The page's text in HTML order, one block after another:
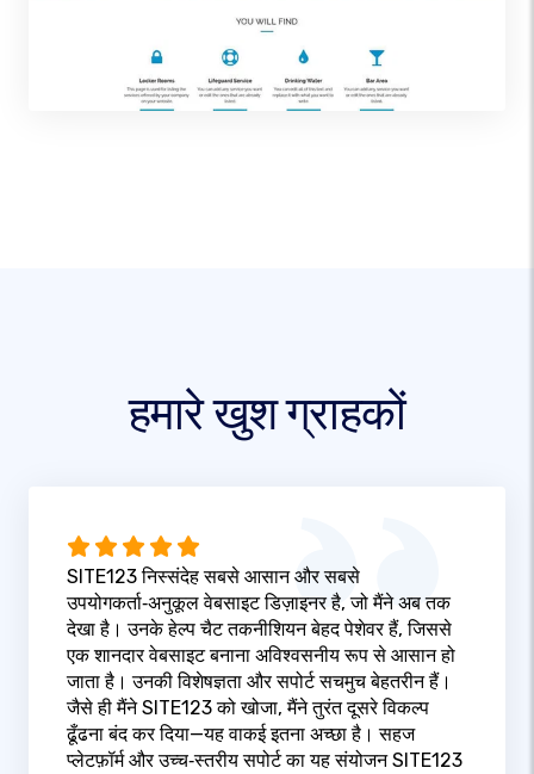
हमारे खुश ग्राहकों
SITE123 निस्संदेह सबसे आसान और सबसे
उपयोगकर्ता‑अनुकूल वेबसाइट डिज़ाइनर है, जो मैंने अब तक
देखा है। उनके हेल्प चैट तकनीशियन बेहद पेशेवर हैं, जिससे
एक शानदार वेबसाइट बनाना अविश्वसनीय रूप से आसान हो
जाता है। उनकी विशेषज्ञता और सपोर्ट सचमुच बेहतरीन हैं।
जैसे ही मैंने SITE123 को खोजा, मैंने तुरंत दूसरे विकल्प
ढूँढना बंद कर दिया—यह वाकई इतना अच्छा है। सहज
प्लेटफ़ॉर्म और उच्च‑स्तरीय सपोर्ट का यह संयोजन SITE123